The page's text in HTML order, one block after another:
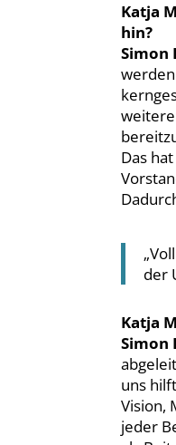
Katja
hin?
Simon
Das
der
Katja
Simon
uns
Vision,
jeder